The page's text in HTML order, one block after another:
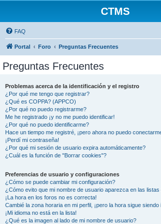
CTMS
FAQ
Portal Foro Preguntas Frecuentes
Preguntas Frecuentes
Problemas acerca de la identificación y el registro
¿Por qué me tengo que registrar?
¿Qué es COPPA? (APPCO)
¿Por qué no puedo registrarme?
Me he registrado ¡y no me puedo identificar!
¿Por qué no puedo identificarme?
Hace un tiempo me registré, ¡pero ahora no puedo
¡Perdí mi contraseña!
¿Por qué mi sesión de usuario expira automáticamente?
¿Cuál es la función de "Borrar cookies"?
Preferencias de usuario y configuraciones
¿Cómo se puede cambiar mi configuración?
¿Cómo evito que mi nombre de usuario aparezca en las
¡La hora en los foros no es correcta!
Cambié la zona horaria en mi perfil, ¡pero la hora sigue siendo
¡Mi idioma no está en la lista!
¿Qué es la imagen al lado de mi nombre de usuario?